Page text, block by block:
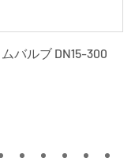
バルブ DN15-300